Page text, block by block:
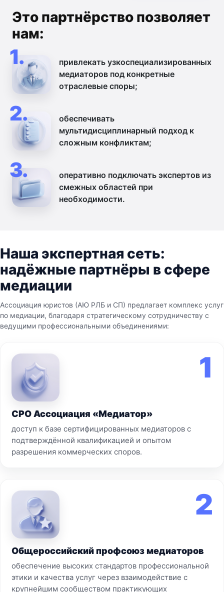
Это партнёрство позволяет
нам:
1.
привлекать узкоспециализированных
медиаторов под конкретные
отраслевые споры;
2.
обеспечивать
мультидисциплинарный подход к
сложным конфликтам;
3.
оперативно подключать экспертов из
смежных областей при
необходимости.
Наша экспертная сеть:
надёжные партнёры в сфере
медиации
Ассоциация юристов (АЮ РЛБ и СП) предлагает комплекс услуг
по медиации, благодаря стратегическому сотрудничеству с
ведущими профессиональными объединениями:
1
СРО Ассоциация «Медиатор»
доступ к базе сертифицированных медиаторов с
подтверждённой квалификацией и опытом
разрешения коммерческих споров.
2
Общероссийский профсоюз медиаторов
обеспечение высоких стандартов профессиональной
этики и качества услуг через взаимодействие с
крупнейшим сообществом практикующих